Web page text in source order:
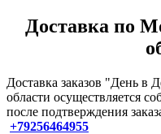
Доставка по
Доставка заказов "День в
области осуществляется
после подтверждения
+79256464955